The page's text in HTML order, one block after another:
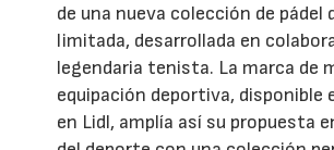
de una nueva colección de pádel
limitada, desarrollada en
legendaria tenista. La marca de
equipación deportiva, disponible
en Lidl, amplía así su propuesta